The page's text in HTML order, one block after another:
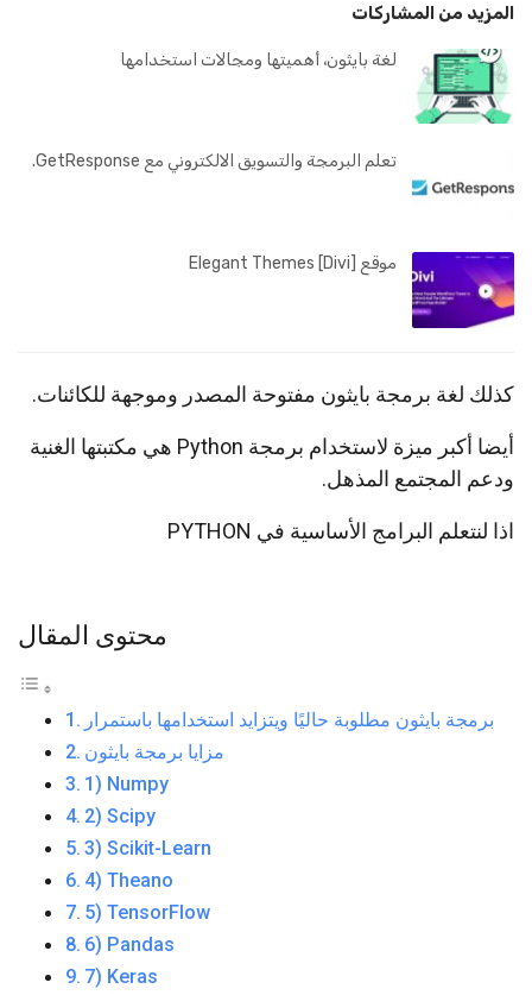
المزيد من المشاركات
لغة بايثون، أهميتها ومجالات استخدامها
تعلم البرمجة والتسويق الالكتروني مع GetResponse.
موقع Elegant Themes [Divi]
كذلك لغة برمجة بايثون مفتوحة المصدر وموجهة للكائنات.
أيضا أكبر ميزة لاستخدام برمجة Python هي مكتبتها الغنية
ودعم المجتمع المذهل.
اذا لنتعلم البرامج الأساسية في PYTHON
محتوى المقال
برمجة بايثون مطلوبة حاليًا ويتزايد استخدامها باستمرار
مزايا برمجة بايثون
1) Numpy
2) Scipy
3) Scikit-Learn
4) Theano
5) TensorFlow
6) Pandas
7) Keras